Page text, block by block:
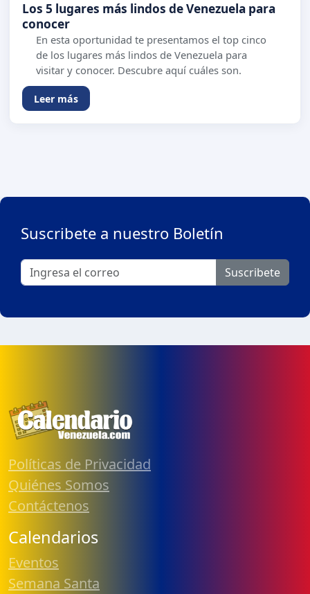
Los 5 lugares más lindos de Venezuela para
conocer
En esta oportunidad te presentamos el top cinco
de los lugares más lindos de Venezuela para
visitar y conocer. Descubre aquí cuáles son.
Leer más
Suscribete a nuestro Boletín
Suscribete
Políticas de Privacidad
Quiénes Somos
Contáctenos
Calendarios
Eventos
Semana Santa